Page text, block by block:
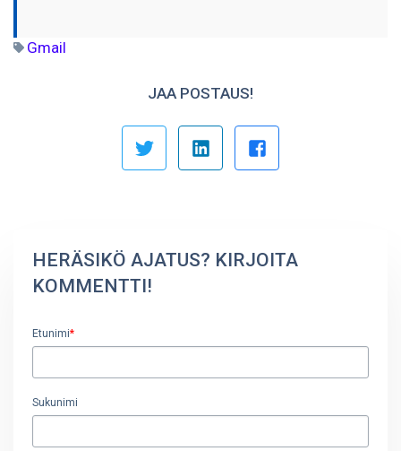
Gmail
JAA POSTAUS!
HERÄSIKÖ AJATUS? KIRJOITA
KOMMENTTI!
Etunimi*
Sukunimi